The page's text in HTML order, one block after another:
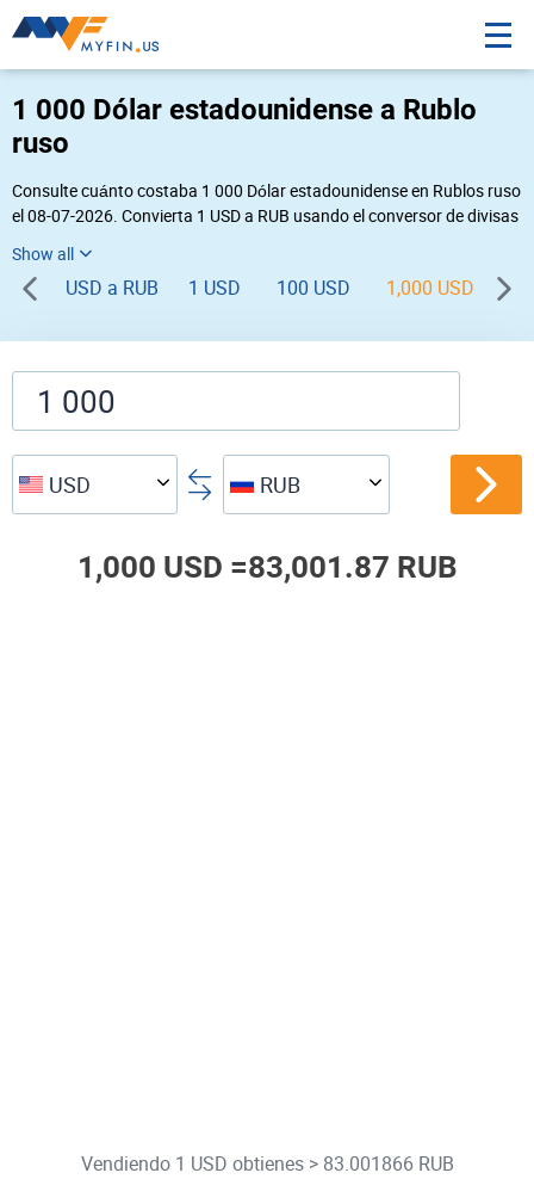
1 000 Dólar estadounidense a Rublo
ruso
Consulte cuánto costaba 1 000 Dólar estadounidense en Rublos ruso
el 08-07-2026. Convierta 1 USD a RUB usando el conversor de divisas
RUB USD ».
USD a RUB 1 USD 100 USD 1,000 USD
USD RUB
1,000 USD =83,001.87 RUB
Vendiendo 1 USD obtienes > 83.001866 RUB